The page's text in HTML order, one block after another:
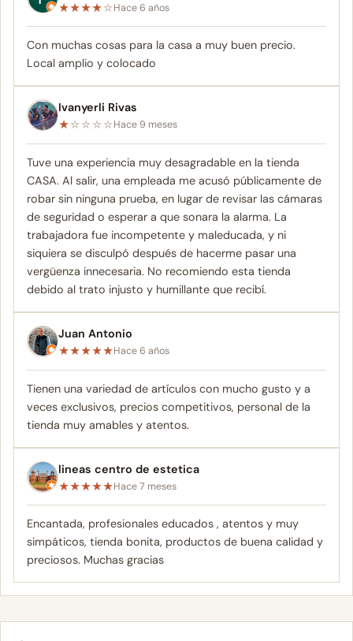
★★★★☆Hace 6 años
Con muchas cosas para la casa a muy buen precio.
Local amplio y colocado
Ivanyerli Rivas
★☆☆☆☆Hace 9 meses
Tuve una experiencia muy desagradable en la tienda
CASA. Al salir, una empleada me acusó públicamente de
robar sin ninguna prueba, en lugar de revisar las cámaras
de seguridad o esperar a que sonara la alarma. La
trabajadora fue incompetente y maleducada, y ni
siquiera se disculpó después de hacerme pasar una
vergüenza innecesaria. No recomiendo esta tienda
debido al trato injusto y humillante que recibí.
Juan Antonio
★★★★★Hace 6 años
Tienen una variedad de artículos con mucho gusto y a
veces exclusivos, precios competitivos, personal de la
tienda muy amables y atentos.
lineas centro de estetica
★★★★★Hace 7 meses
Encantada, profesionales educados , atentos y muy
simpáticos, tienda bonita, productos de buena calidad y
preciosos. Muchas gracias